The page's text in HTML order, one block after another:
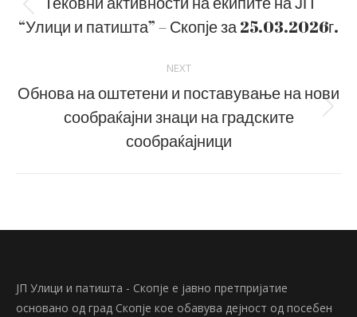
Previous
post:
“Улици и патишта” – Скопје за 25.03.2026г.
NEXT
Next
post:
Обнова на оштетени и поставување на нови
сообраќајни знаци на градските
сообраќајници
ЈП Улици и патишта - Скопје е јавно претпријатие
основано од град Скопје кое обавува дејност од посебен